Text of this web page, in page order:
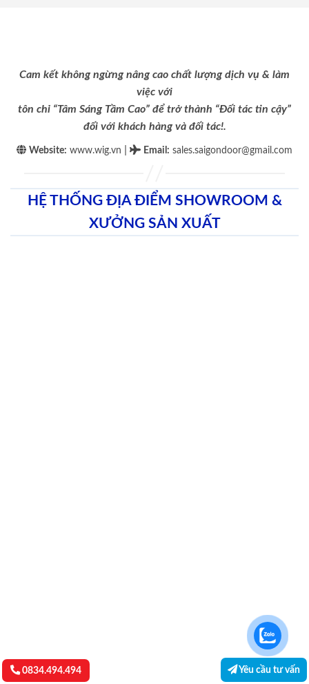
Cam kết không ngừng nâng cao chất lượng dịch vụ & làm
việc với
tôn chỉ “Tâm Sáng Tầm Cao” để trở thành “Đối tác tin cậy”
đối với khách hàng và đối tác!.
Website: www.wig.vn Email : sales.saigondoor@gmail.com
HỆ THỐNG ĐỊA ĐIỂM SHOWROOM &
XƯỞNG SẢN XUẤT
0834.494.494 Yêu cầu tư vấn